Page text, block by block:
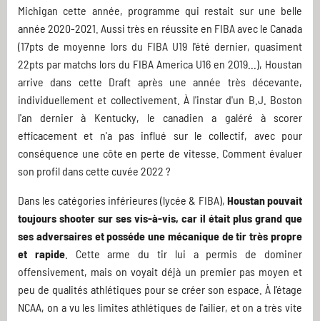
Michigan cette année, programme qui restait sur une belle
année 2020-2021. Aussi très en réussite en FIBA avec le Canada
(17pts de moyenne lors du FIBA U19 l'été dernier, quasiment
22pts par matchs lors du FIBA America U16 en 2019...), Houstan
arrive dans cette Draft après une année très décevante,
individuellement et collectivement. À l'instar d'un B.J. Boston
l'an dernier à Kentucky, le canadien a galéré à scorer
efficacement et n'a pas influé sur le collectif, avec pour
conséquence une côte en perte de vitesse. Comment évaluer
son profil dans cette cuvée 2022 ?
Dans les catégories inférieures (lycée & FIBA), Houstan pouvait
toujours shooter sur ses vis-à-vis, car il était plus grand que
ses adversaires et posséde une mécanique de tir très propre
et rapide. Cette arme du tir lui a permis de dominer
offensivement, mais on voyait déjà un premier pas moyen et
peu de qualités athlétiques pour se créer son espace. À l'étage
NCAA, on a vu les limites athlétiques de l'ailier, et on a très vite